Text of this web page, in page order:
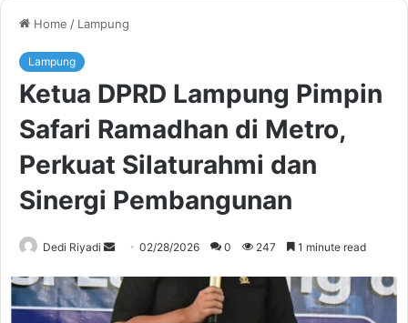
Home / Lampung
Lampung
Ketua DPRD Lampung Pimpin
Safari Ramadhan di Metro,
Perkuat Silaturahmi dan
Sinergi Pembangunan
Dedi Riyadi
Send
email
02/28/2026 0 247 1 minute read